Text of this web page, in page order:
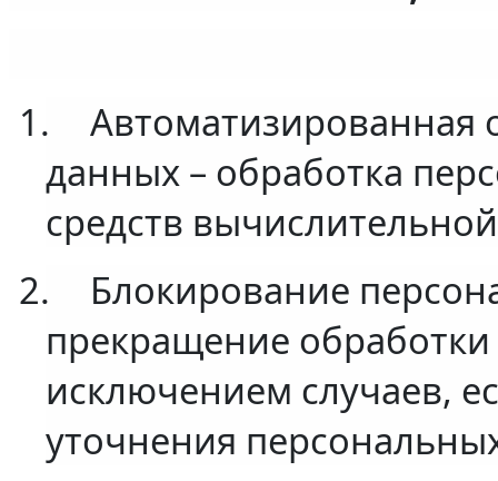
1.
Автоматизированная
данных – обработка
средств
2.
Блокирование
прекращение
исключением случаев,
уточнения